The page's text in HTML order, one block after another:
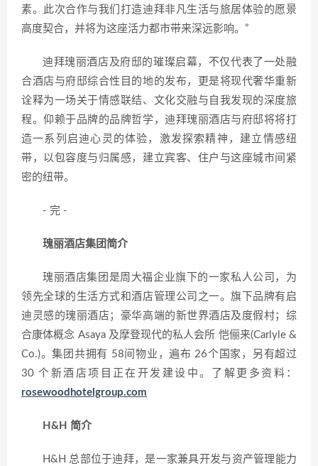
素。此次合作与我们打造迪拜非凡生活与旅居体验的愿景
高度契合，并将为这座活力都市带来深远影响。”
迪拜瑰丽酒店及府邸的璀璨启幕，不仅代表了一处融
合酒店与府邸综合性目的地的发布，更是将现代奢华重新
诠释为一场关于情感联结、文化交融与自我发现的深度旅
程。仰赖于品牌的品牌哲学，迪拜瑰丽酒店与府邸将将打
造一系列启迪心灵的体验，激发探索精神，建立情感纽
带，以包容度与归属感，建立宾客、住户与这座城市间紧
密的纽带。
- 完 -
瑰丽酒店集团简介
瑰丽酒店集团是周大福企业旗下的一家私人公司，为
领先全球的生活方式和酒店管理公司之一。旗下品牌有启
迪灵感的瑰丽酒店；豪华高端的新世界酒店及度假村；综
合康体概念 Asaya 及摩登现代的私人会所 恺俪来(Carlyle &
Co.)。集团共拥有 58间物业，遍布 26个国家，另有超过
30 个新酒店项目正在开发建设中。了解更多资料：
rosewoodhotelgroup.com
H&H 简介
H&H 总部位于迪拜，是一家兼具开发与资产管理能力